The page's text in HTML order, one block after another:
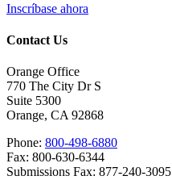
Inscríbase ahora
Contact Us
Orange Office
770 The City Dr S
Suite 5300
Orange, CA 92868
Phone: 800-498-6880
Fax: 800-630-6344
Submissions Fax: 877-240-3095